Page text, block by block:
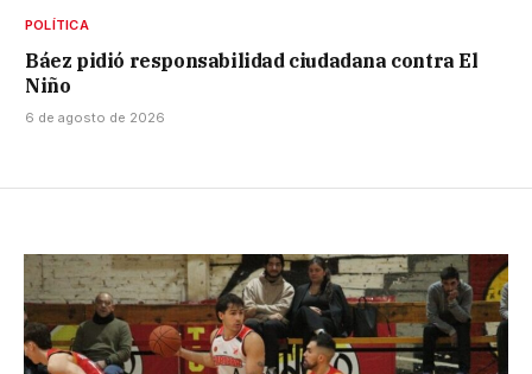
POLÍTICA
Báez pidió responsabilidad ciudadana contra El
Niño
6 de agosto de 2026